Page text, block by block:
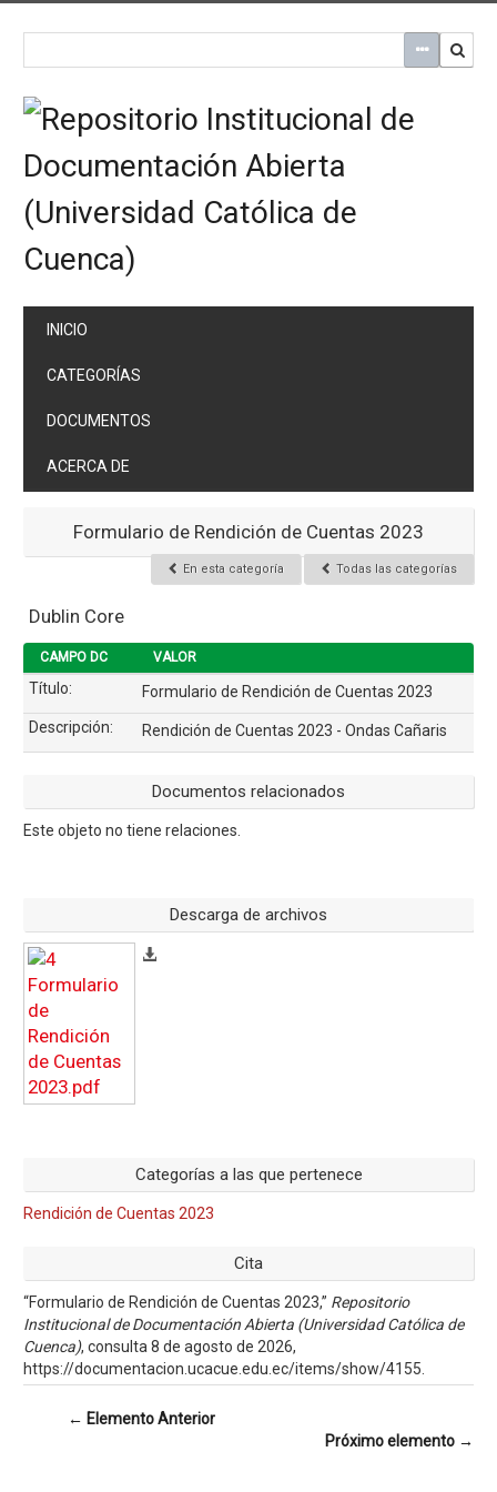
INICIO
CATEGORÍAS
DOCUMENTOS
ACERCA DE
Formulario de Rendición de Cuentas 2023
En esta categoría Todas las categorías
Dublin Core
CAMPO DC VALOR
Título:
Formulario de Rendición de Cuentas 2023
Descripción:
Rendición de Cuentas 2023 - Ondas Cañaris
Documentos relacionados
Este objeto no tiene relaciones.
Descarga de archivos
Categorías a las que pertenece
Rendición de Cuentas 2023
Cita
“Formulario de Rendición de Cuentas 2023,” Repositorio
Institucional de Documentación Abierta (Universidad Católica de
Cuenca), consulta 8 de agosto de 2026,
https://documentacion.ucacue.edu.ec/items/show/4155
← Elemento Anterior
Próximo elemento →